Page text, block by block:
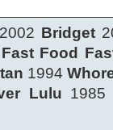
2002 Bridget
Fast Food
1994
Lulu